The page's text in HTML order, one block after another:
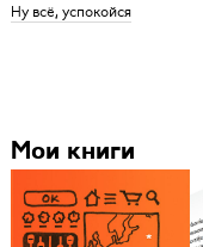
Ну всё, успокойся
Мои книги